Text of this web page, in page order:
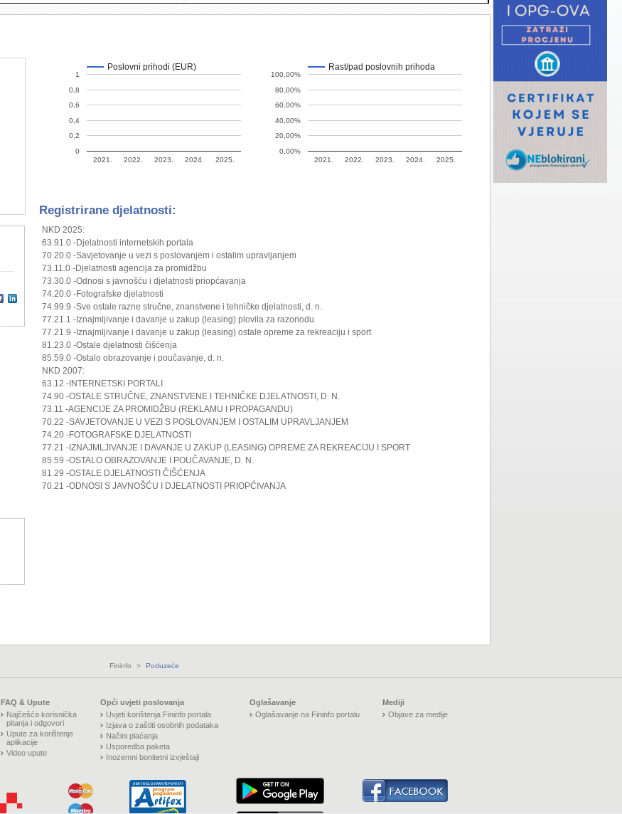
Poslovni prihodi (EUR)
2021. 2022. 2023. 2024. 2025.
0
0,2
0,4
0,6
0,8
1
Rast/pad poslovnih prihoda
2021. 2022. 2023. 2024. 2025.
0,00%
20,00%
40,00%
60,00%
80,00%
100,00%
Registrirane djelatnosti:
NKD 2025:
63.91.0 -Djelatnosti internetskih portala
70.20.0 -Savjetovanje u vezi s poslovanjem i ostalim upravljanjem
73.11.0 -Djelatnosti agencija za promidžbu
73.30.0 -Odnosi s javnošću i djelatnosti priopćavanja
74.20.0 -Fotografske djelatnosti
74.99.9 -Sve ostale razne stručne, znanstvene i tehničke djelatnosti, d. n.
77.21.1 -Iznajmljivanje i davanje u zakup (leasing) plovila za razonodu
77.21.9 -Iznajmljivanje i davanje u zakup (leasing) ostale opreme za rekreaciju i sport
81.23.0 -Ostale djelatnosti čišćenja
85.59.0 -Ostalo obrazovanje i poučavanje, d. n.
NKD 2007:
63.12 -INTERNETSKI PORTALI
74.90 -OSTALE STRUČNE, ZNANSTVENE I TEHNIČKE DJELATNOSTI, D. N.
73.11 -AGENCIJE ZA PROMIDŽBU (REKLAMU I PROPAGANDU)
70.22 -SAVJETOVANJE U VEZI S POSLOVANJEM I OSTALIM UPRAVLJANJEM
74.20 -FOTOGRAFSKE DJELATNOSTI
77.21 -IZNAJMLJIVANJE I DAVANJE U ZAKUP (LEA­SING) OPREME ZA REKREACIJU I SPORT
85.59 -OSTALO OBRAZOVANJE I POUČAVANJE, D. N.
81.29 -OSTALE DJELATNOSTI ČIŠĆENJA
70.21 -ODNOSI S JAVNOŠĆU I DJELATNOSTI PRIOPĆIVANJA
Fininfo > Poduzeće
FAQ & Upute
Najčešća korisnička
pitanja i odgovori
Upute za korištenje
aplikacije
Video upute
Opći uvjeti poslovanja
Uvjeti korištenja Fininfo portala
Izjava o zaštiti osobnih podataka
Načini plaćanja
Usporedba paketa
Inozemni bonitetni izvještaji
Oglašavanje
Oglašavanje na Fininfo portalu
Mediji
Objave za medije